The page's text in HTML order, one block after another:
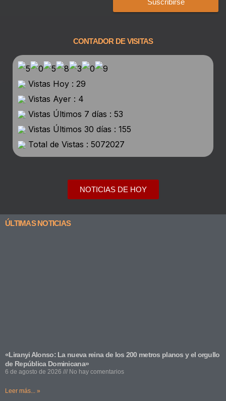
Suscribirse
CONTADOR DE VISITAS
Vistas Hoy : 29
Vistas Ayer : 4
Vistas Últimos 7 días : 53
Vistas Últimos 30 días : 155
Total de Vistas : 5072027
NOTICIAS DE HOY
ÚLTIMAS NOTICIAS
«Liranyi Alonso: La nueva reina de los 200 metros planos y el orgullo
de República Dominicana»
6 de agosto de 2026 No hay comentarios
Leer más... »